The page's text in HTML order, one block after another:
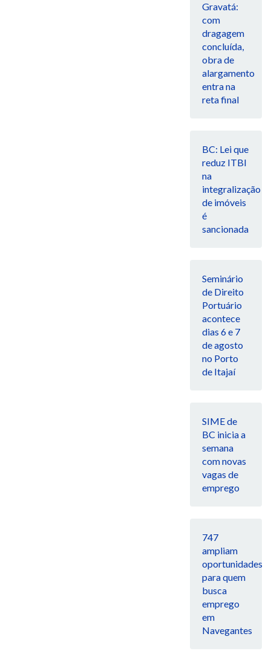
Gravatá:
com
dragagem
concluída,
obra de
alargamento
entra na
reta final
BC: Lei que
reduz ITBI
na
integralização
de imóveis
é
sancionada
Seminário
de Direito
Portuário
acontece
dias 6 e 7
de agosto
no Porto
de Itajaí
SIME de
BC inicia a
semana
com novas
vagas de
emprego
747
ampliam
oportunidades
para quem
busca
emprego
em
Navegantes